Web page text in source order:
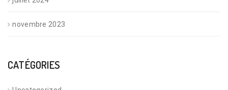
novembre 2023
CATÉGORIES